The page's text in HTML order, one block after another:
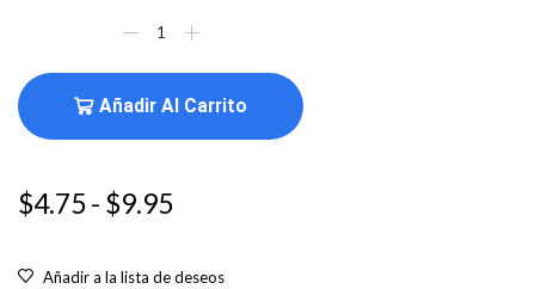
Añadir Al Carrito
$4.75 - $9.95
Añadir a la lista de deseos